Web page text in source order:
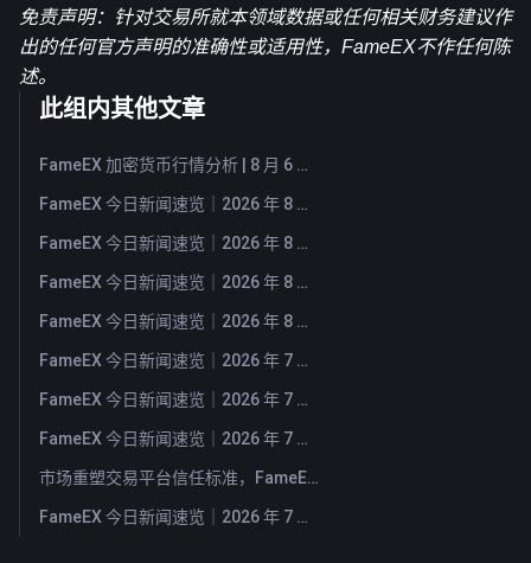
免责声明：针对交易所就本领域数据或任何相关财务建议作
出的任何官方声明的准确性或适用性，FameEX不作任何陈
述。
此组内其他文章
FameEX 加密货币行情分析 | 8 月 6 日, 2026
FameEX 今日新闻速览｜2026 年 8 月 6 日
FameEX 今日新闻速览｜2026 年 8 月 5 日
FameEX 今日新闻速览｜2026 年 8 月 4 日
FameEX 今日新闻速览｜2026 年 8 月 3 日
FameEX 今日新闻速览｜2026 年 7 月 31 日
FameEX 今日新闻速览｜2026 年 7 月 30 日
FameEX 今日新闻速览｜2026 年 7 月 29 日
市场重塑交易平台信任标准，FameEX 以八年稳健运营持续服务全球用户
FameEX 今日新闻速览｜2026 年 7 月 28 日